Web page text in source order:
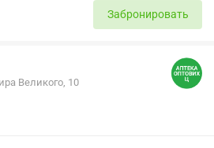
Забронировать
Великого, 10